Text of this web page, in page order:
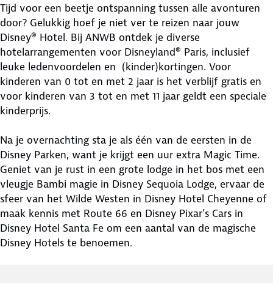
Tijd voor een beetje ontspanning tussen alle avonturen
door? Gelukkig hoef je niet ver te reizen naar jouw
Disney® Hotel. Bij ANWB ontdek je diverse
hotelarrangementen voor Disneyland® Paris, inclusief
leuke ledenvoordelen en (kinder)kortingen. Voor
kinderen van 0 tot en met 2 jaar is het verblijf gratis en
voor kinderen van 3 tot en met 11 jaar geldt een speciale
kinderprijs.
Na je overnachting sta je als één van de eersten in de
Disney Parken, want je krijgt een uur extra Magic Time.
Geniet van je rust in een grote lodge in het bos met een
vleugje Bambi magie in Disney Sequoia Lodge, ervaar de
sfeer van het Wilde Westen in Disney Hotel Cheyenne of
maak kennis met Route 66 en Disney Pixar’s Cars in
Disney Hotel Santa Fe om een aantal van de magische
Disney Hotels te benoemen.